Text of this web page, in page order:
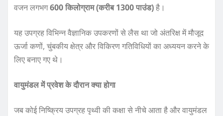
वजन लगभग600 किलोग्राम (करीब 1300 पाउंड)है।
यह उपग्रह विभिन्न वैज्ञानिक उपकरणों से लैस था जो अंतरिक्ष में मौजूद
ऊर्जा कणों, चुंबकीय क्षेत्र और विकिरण गतिविधियों का अध्ययन करने के
लिए बनाए गए थे।
वायुमंडल में प्रवेश के दौरान क्या होगा
जब कोई निष्क्रिय उपग्रह पृथ्वी की कक्षा से नीचे आता है और वायुमंडल